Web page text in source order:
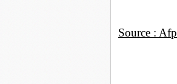
Source : Afp